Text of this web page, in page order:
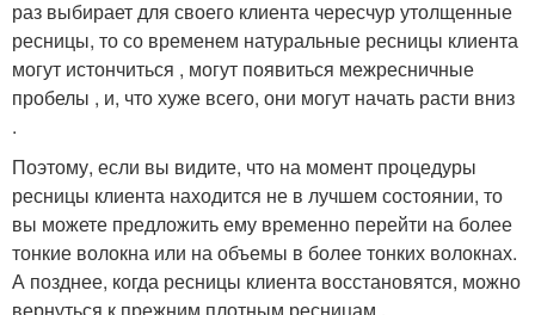
раз выбирает для своего клиента чересчур утолщенные
ресницы, то со временем натуральные ресницы клиента
могут истончиться , могут появиться межресничные
пробелы , и, что хуже всего, они могут начать расти вниз
.
Поэтому, если вы видите, что на момент процедуры
ресницы клиента находится не в лучшем состоянии, то
вы можете предложить ему временно перейти на более
тонкие волокна или на объемы в более тонких волокнах.
А позднее, когда ресницы клиента восстановятся, можно
вернуться к прежним плотным ресницам .